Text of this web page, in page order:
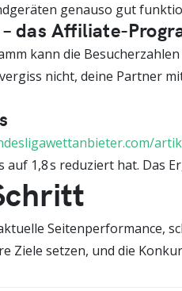
genauso gut
das Affiliate-
kann die
nicht, deine Partner
1,8 s reduziert hat. Das
Seitenperformance,
Ziele setzen, und die